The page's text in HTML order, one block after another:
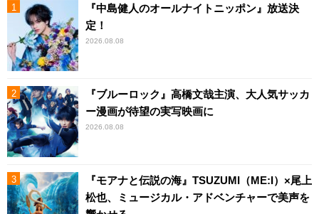
『中島健人のオールナイトニッポン』放送決
定！
2026.08.08
『ブルーロック』高橋文哉主演、大人気サッカ
ー漫画が待望の実写映画に
2026.08.08
『モアナと伝説の海』TSUZUMI（ME:I）×尾上
松也、ミュージカル・アドベンチャーで美声を